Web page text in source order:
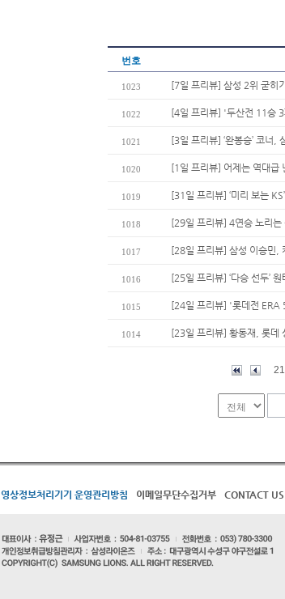
번호
1023 [7일 프리뷰] 삼성 2위 굳히
1022 [4일 프리뷰] '두산전 11승
1021 [3일 프리뷰] ‘완봉승’ 코너,
1020 [1일 프리뷰] 어제는 역대급
1019 [31일 프리뷰] ‘미리 보는
1018 [29일 프리뷰] 4연승 노리는
1017 [28일 프리뷰] 삼성 이승민,
1016 [25일 프리뷰] ‘다승 선두’
1015 [24일 프리뷰] '롯데전
1014 [23일 프리뷰] 황동재, 롯데
21
영상정보처리기기 운영관리방침 이메일무단수집거부 CONTACT US